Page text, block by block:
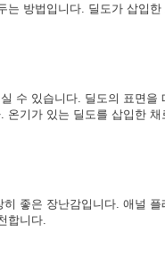
는 방법입니다. 딜도가 삽입
수 있습니다. 딜도의 표면
온기가 있는 딜도를 삽입한
좋은 장난감입니다. 애널
합니다.